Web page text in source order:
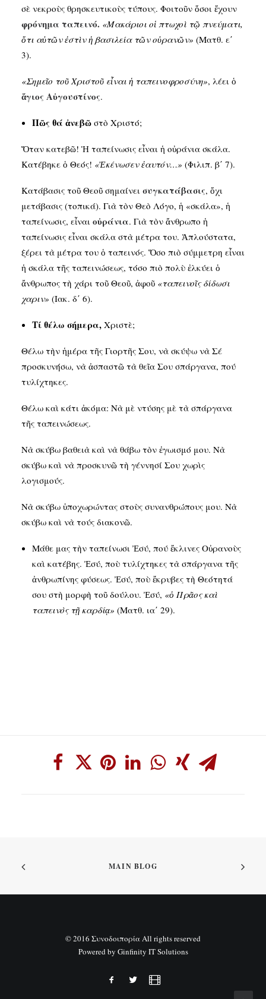
σὲ νεκροὺς θρησκευτικοὺς τύπους. Φοιτοῦν ὅσοι ἔχουν
φρόνημα ταπεινό. «Μακάριοι oἱ πτωχοὶ τῷ πνεύματι,
ὅτι αὐτῶν ἐστὶν ἡ βασιλεία τῶν οὐρανῶν» (Ματθ. ε΄
3).
«Σημεῖο τοῦ Χριστοῦ εἶναι ἡ ταπεινοφροσύνη», λέει ὁ
ἅγιος Αὐγουστίνος.
Πῶς θά ἀνεβῶ στὸ Χριστό;
Ὅταν κατεβῶ! Ἡ ταπείνωσις εἶναι ἡ οὐράνια σκάλα.
Κατέβηκε ὁ Θεός! «Ἐκένωσεν ἐαυτόν…» (Φιλιπ. β΄ 7).
Κατάβασις τοῦ Θεοῦ σημαίνει συγκατάβασις, ὄχι
μετάβασις (τοπικά). Γιὰ τὸν Θεὸ Λόγο, ἡ «σκάλα», ἡ
ταπείνωσις, εἶναι οὐράνια. Γιὰ τὸν ἄνθρωπο ἡ
ταπείνωσις εἶναι σκάλα στὰ μέτρα του. Ἁπλούστατα,
ξέρει τὰ μέτρα του ὁ ταπεινός. Ὅσο πιὸ σύμμετρη εἶναι
ἡ σκάλα τῆς ταπεινώσεως, τόσο πιὸ πολὺ ἐλκύει ὁ
ἄνθρωπος τὴ χάρι τοῦ Θεοῦ, ἀφοῦ «ταπεινοῖς δίδωσι
χαριν» (Ιακ. δ΄ 6).
Τί θέλω σήμερα, Χριστὲ;
Θέλω τὴν ἡμέρα τῆς Γιορτῆς Σου, νὰ σκύψω νὰ Σέ
προσκυνήσω, νὰ ἀσπαστῶ τὰ θεῖα Σου σπάργανα, πού
τυλίχτηκες.
Θέλω καὶ κάτι ἀκόμα: Νὰ μὲ ντύσης μὲ τὰ σπάργανα
τῆς ταπεινώσεως.
Νὰ σκύβω βαθειὰ καὶ νὰ θάβω τὸν ἐγωισμό μου. Νὰ
σκύβω καὶ νὰ προσκυνῶ τὴ γέννησί Σου χωρὶς
λογισμούς.
Νὰ σκύβω ὑποχωρώντας στοὺς συνανθρώπους μου. Νὰ
σκύβω καὶ νὰ τούς διακονῶ.
Μάθε μας τὴν ταπείνωσι Ἐσύ, πού ἔκλινες Οὐρανοὺς
καὶ κατέβης. Ἐσύ, ποὺ τυλίχτηκες τὰ σπάργανα τῆς
ἀνθρωπίνης φύσεως. Ἐσύ, ποὺ ἔκρυβες τὴ Θεότητά
σου στὴ μορφὴ τοῦ δούλου. Ἐσύ, «ὁ Πρᾶος καὶ
ταπεινὸς τῇ καρδίᾳ» (Ματθ. ια΄ 29).
MAIN BLOG
© 2016 Συνοδοιπορία All rights reserved
Powered by Ginfinity IT Solutions